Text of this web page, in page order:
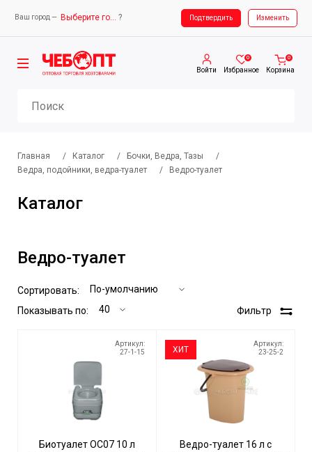
Ваш город — Выберите город ? Подтвердить Изменить
Ваш город — Выберите город
Войти
0
Избранное
0
Корзина
Главная / Каталог / Бочки, Ведра, Тазы
/
Ведра, подойники, ведра-туалет
/ Ведро-туалет
Каталог
Ведро-туалет
Сортировать:
Показывать по:
Фильтр
Артикул:
27-1-15
Биотуалет ОС07 10 л
ХИТ
Артикул:
23-25-2
Ведро-туалет 16 л с